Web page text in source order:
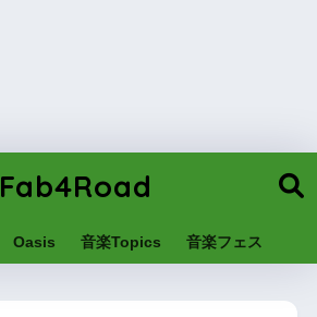
Fab4Road
Oasis 音楽Topics 音楽フェス